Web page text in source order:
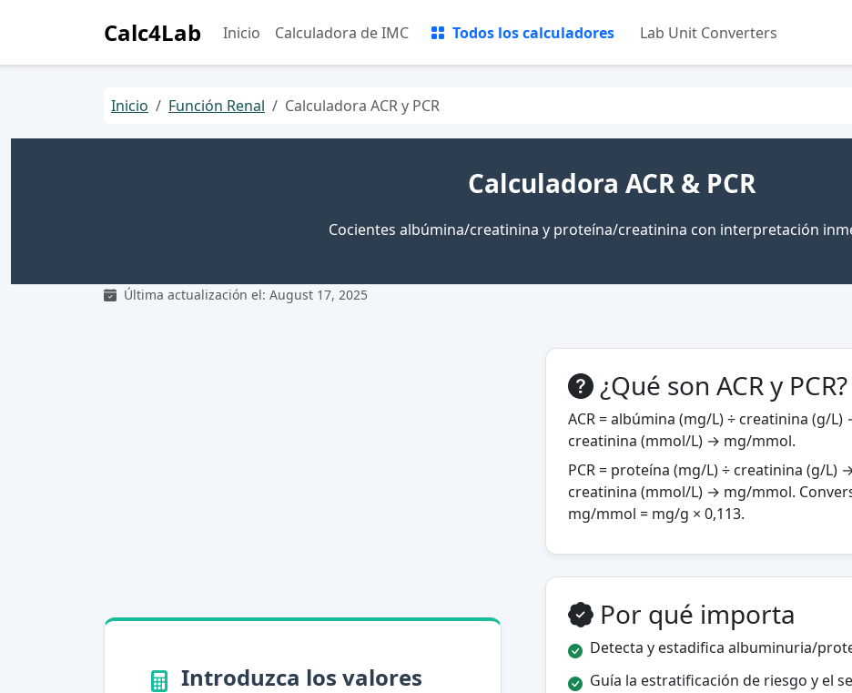
Calc4Lab Inicio Calculadora de IMC Todos los calculadores Lab Unit Converters
Inicio Función Renal Calculadora ACR y PCR
Calculadora ACR & PCR
Cocientes albúmina/creatinina y proteína/creatinina con interpretación
Última actualización el: August 17, 2025
Introduzca los valores
¿Qué son ACR y PCR?
ACR = albúmina (mg/L) ÷ creatinina (g/
creatinina (mmol/L) → mg/mmol.
PCR = proteína (mg/L) ÷ creatinina (g/
creatinina (mmol/L) → mg/mmol.
mg/mmol = mg/g × 0,113.
Por qué importa
Detecta y estadifica albuminuria/
Guía la estratificación de riesgo y el